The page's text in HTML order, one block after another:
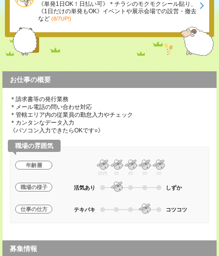
《単発1日OK！日払い可》＊チラシのモクモクシール貼り、
《1日だけの単発もOK》イベントや展示会場での設営・撤去
など (8/7UP!)
お仕事の概要
＊請求書等の発行業務
＊メール電話の問い合わせ対応
＊管轄エリア内の従業員の勤怠入力やチェック
＊カンタンなデータ入力
《パソコン入力できたらOKです○》
職場の雰囲気
年齢層
20代 30 40 50 60
職場の様子 活気あり しずか
仕事の仕方 テキパキ コツコツ
募集情報